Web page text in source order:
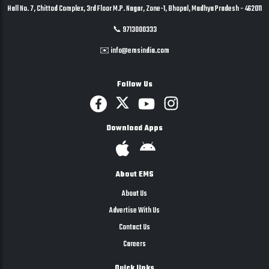
Hall No. 7, Chittod Complex, 3rd Floor M.P. Nagar, Zone-1, Bhopal, Madhya Pradesh - 462011
📞 9713000333
✉️ info@emsindia.com
Follow Us
Download Apps
About EMS
About Us
Advertise With Us
Contact Us
Careers